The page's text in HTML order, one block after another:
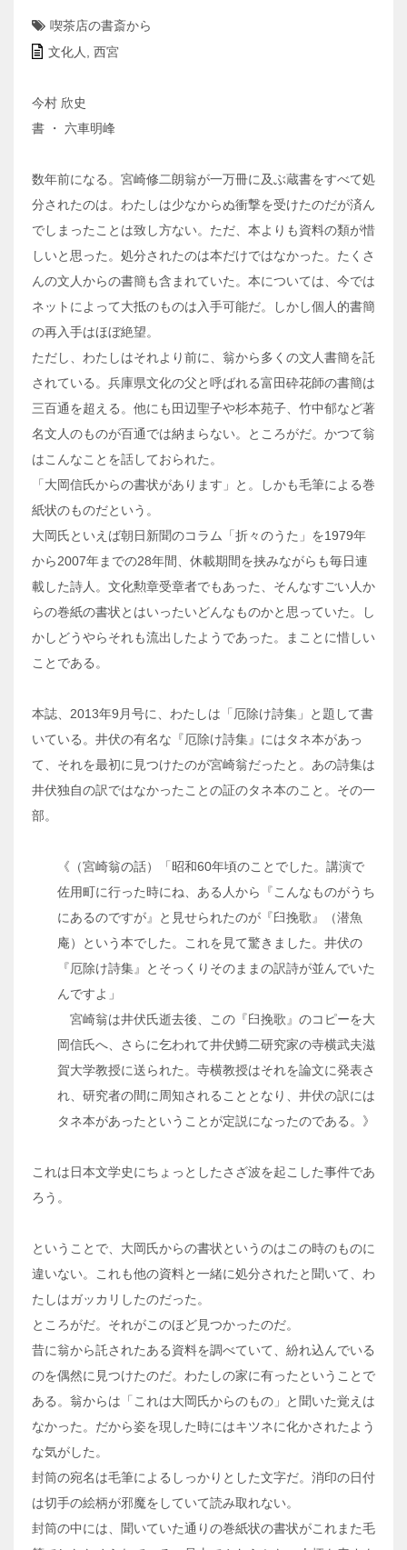
喫茶店の書斎から
文化人
西宮
今村 欣史
書 ・ 六車明峰
数年前になる。宮崎修二朗翁が一万冊に及ぶ蔵書をすべて処
分されたのは。わたしは少なからぬ衝撃を受けたのだが済ん
でしまったことは致し方ない。ただ、本よりも資料の類が惜
しいと思った。処分されたのは本だけではなかった。たくさ
んの文人からの書簡も含まれていた。本については、今では
ネットによって大抵のものは入手可能だ。しかし個人的書簡
の再入手はほぼ絶望。
ただし、わたしはそれより前に、翁から多くの文人書簡を託
されている。兵庫県文化の父と呼ばれる富田砕花師の書簡は
三百通を超える。他にも田辺聖子や杉本苑子、竹中郁など著
名文人のものが百通では納まらない。ところがだ。かつて翁
はこんなことを話しておられた。
「大岡信氏からの書状があります」と。しかも毛筆による巻
紙状のものだという。
大岡氏といえば朝日新聞のコラム「折々のうた」を1979年
から2007年までの28年間、休載期間を挟みながらも毎日連
載した詩人。文化勲章受章者でもあった、そんなすごい人か
らの巻紙の書状とはいったいどんなものかと思っていた。し
かしどうやらそれも流出したようであった。まことに惜しい
ことである。
本誌、2013年9月号に、わたしは「厄除け詩集」と題して書
いている。井伏の有名な『厄除け詩集』にはタネ本があっ
て、それを最初に見つけたのが宮崎翁だったと。あの詩集は
井伏独自の訳ではなかったことの証のタネ本のこと。その一
部。
《（宮崎翁の話）「昭和60年頃のことでした。講演で
佐用町に行った時にね、ある人から『こんなものがうち
にあるのですが』と見せられたのが『臼挽歌』（潜魚
庵）という本でした。これを見て驚きました。井伏の
『厄除け詩集』とそっくりそのままの訳詩が並んでいた
んですよ」
宮崎翁は井伏氏逝去後、この『臼挽歌』のコピーを大
岡信氏へ、さらに乞われて井伏鱒二研究家の寺横武夫滋
賀大学教授に送られた。寺横教授はそれを論文に発表さ
れ、研究者の間に周知されることとなり、井伏の訳には
タネ本があったということが定説になったのである。》
これは日本文学史にちょっとしたさざ波を起こした事件であ
ろう。
ということで、大岡氏からの書状というのはこの時のものに
違いない。これも他の資料と一緒に処分されたと聞いて、わ
たしはガッカリしたのだった。
ところがだ。それがこのほど見つかったのだ。
昔に翁から託されたある資料を調べていて、紛れ込んでいる
のを偶然に見つけたのだ。わたしの家に有ったということで
ある。翁からは「これは大岡氏からのもの」と聞いた覚えは
なかった。だから姿を現した時にはキツネに化かされたよう
な気がした。
封筒の宛名は毛筆によるしっかりとした文字だ。消印の日付
は切手の絵柄が邪魔をしていて読み取れない。
封筒の中には、聞いていた通りの巻紙状の書状がこれまた毛